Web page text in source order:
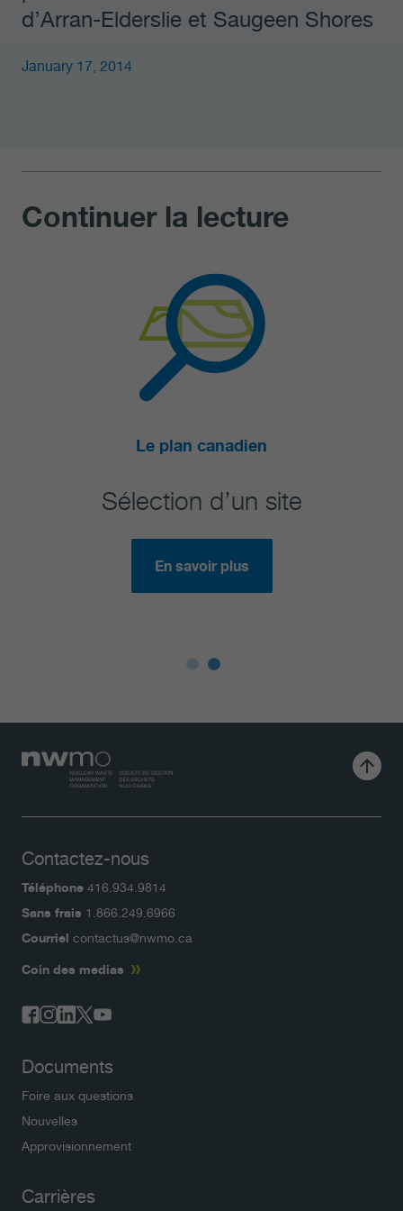
d’Arran-Elderslie et Saugeen Shores
January 17, 2014
Continuer la lecture
Le plan canadien
Sélection d’un site
En savoir plus
Contactez-nous
Téléphone 416.934.9814
Sans frais 1.866.249.6966
Courriel contactus@nwmo.ca
Coin des medias
Documents
Foire aux questions
Nouvelles
Approvisionnement
Carrières